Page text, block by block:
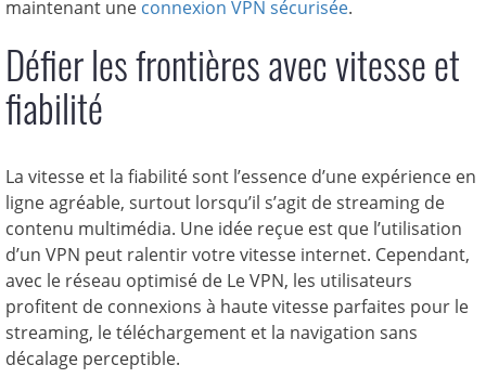
maintenant une connexion VPN sécurisée.
Défier les frontières avec vitesse et
fiabilité
La vitesse et la fiabilité sont l’essence d’une expérience en
ligne agréable, surtout lorsqu’il s’agit de streaming de
contenu multimédia. Une idée reçue est que l’utilisation
d’un VPN peut ralentir votre vitesse internet. Cependant,
avec le réseau optimisé de Le VPN, les utilisateurs
profitent de connexions à haute vitesse parfaites pour le
streaming, le téléchargement et la navigation sans
décalage perceptible.